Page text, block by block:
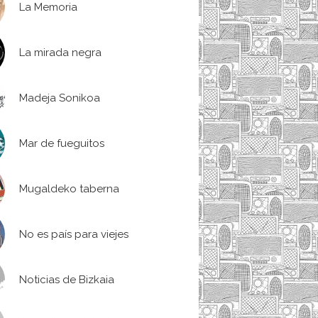
La Memoria
La mirada negra
Madeja Sonikoa
Mar de fueguitos
Mugaldeko taberna
No es país para viejes
Noticias de Bizkaia